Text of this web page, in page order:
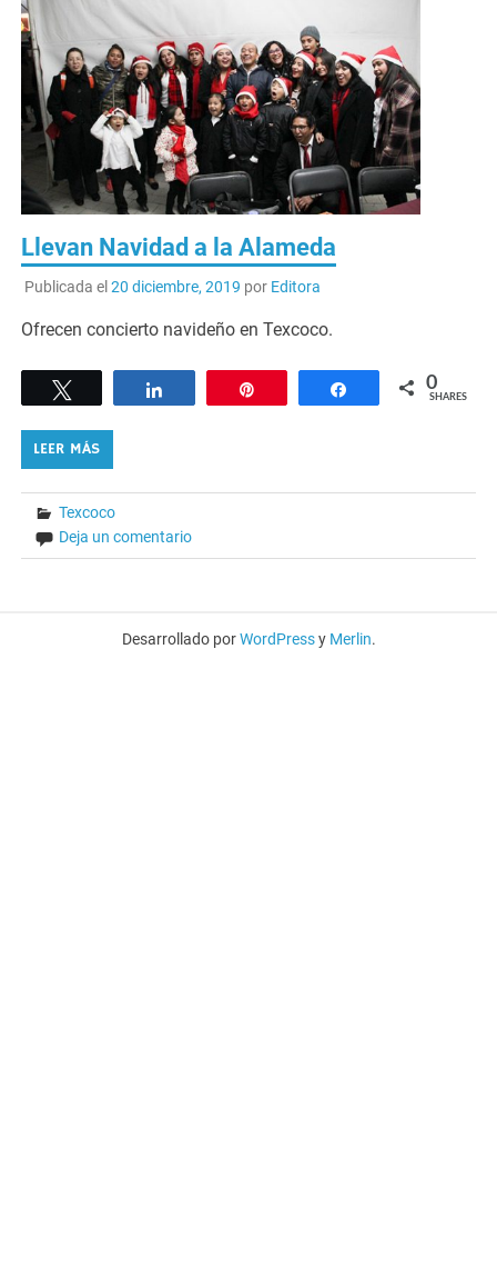
Llevan Navidad a la Alameda
Publicada el20 diciembre, 2019 por Editora
Ofrecen concierto navideño en Texcoco.
Share 0
SHARES
LEER MÁS
Texcoco
Deja un comentario
Desarrollado porWordPressy Merlin.